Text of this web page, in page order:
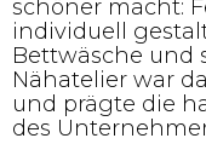
schöner macht:
individuell
Bettwäsche und
Nähatelier war
und prägte die
des